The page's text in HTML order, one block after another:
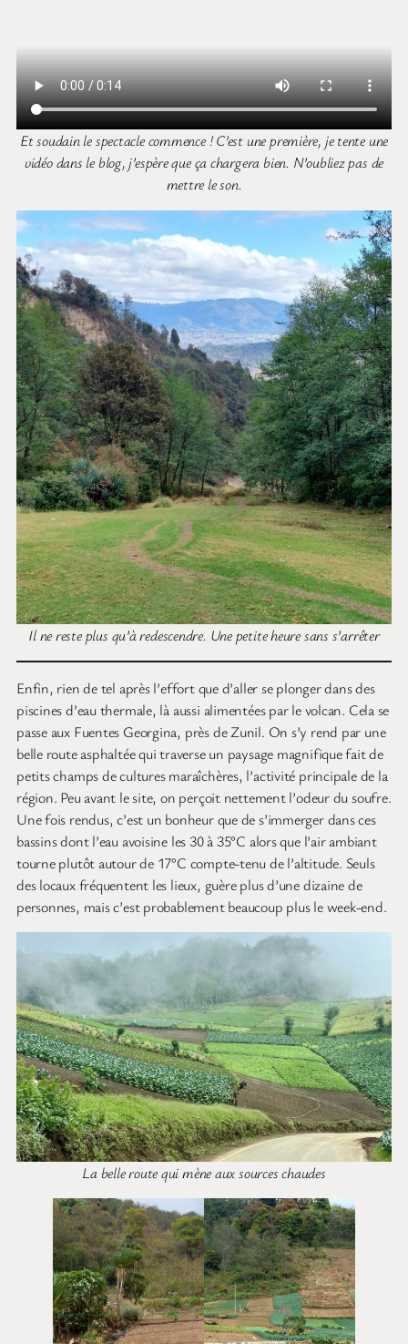
Et soudain le spectacle commence ! C’est une première, je tente une
vidéo dans le blog, j’espère que ça chargera bien. N’oubliez pas de
mettre le son.
Il ne reste plus qu’à redescendre. Une petite heure sans s’arrêter
Enfin, rien de tel après l’effort que d’aller se plonger dans des
piscines d’eau thermale, là aussi alimentées par le volcan. Cela se
passe aux Fuentes Georgina, près de Zunil. On s’y rend par une
belle route asphaltée qui traverse un paysage magnifique fait de
petits champs de cultures maraîchères, l’activité principale de la
région. Peu avant le site, on perçoit nettement l’odeur du soufre.
Une fois rendus, c’est un bonheur que de s’immerger dans ces
bassins dont l’eau avoisine les 30 à 35°C alors que l’air ambiant
tourne plutôt autour de 17°C compte-tenu de l’altitude. Seuls
des locaux fréquentent les lieux, guère plus d’une dizaine de
personnes, mais c’est probablement beaucoup plus le week-end.
La belle route qui mène aux sources chaudes